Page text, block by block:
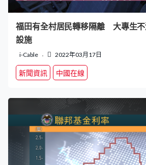
福田有全村居民轉移隔離 大專生
設施
i-Cable 2022年03月17日
新聞資訊 中國在線